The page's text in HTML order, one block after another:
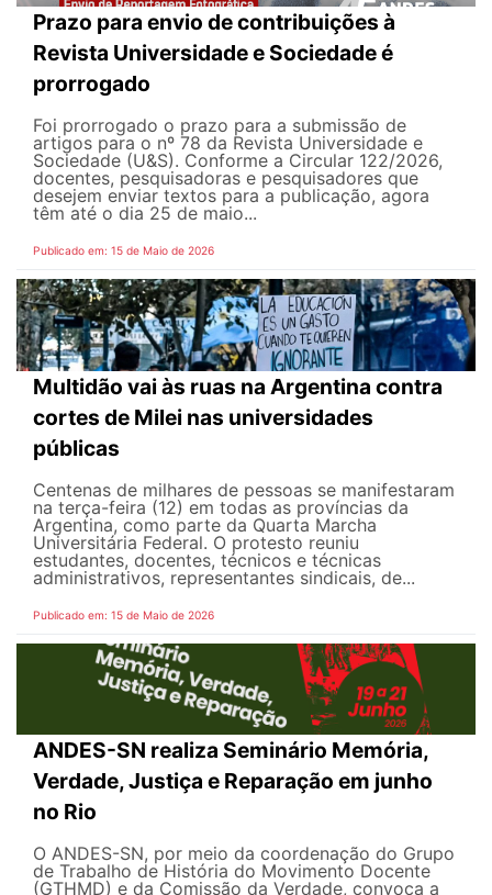
Prazo para envio de contribuições à
Revista Universidade e Sociedade é
prorrogado
Foi prorrogado o prazo para a submissão de
artigos para o nº 78 da Revista Universidade e
Sociedade (U&S). Conforme a Circular 122/2026,
docentes, pesquisadoras e pesquisadores que
desejem enviar textos para a publicação, agora
têm até o dia 25 de maio...
Publicado em: 15 de Maio de 2026
Multidão vai às ruas na Argentina contra
cortes de Milei nas universidades
públicas
Centenas de milhares de pessoas se manifestaram
na terça-feira (12) em todas as províncias da
Argentina, como parte da Quarta Marcha
Universitária Federal. O protesto reuniu
estudantes, docentes, técnicos e técnicas
administrativos, representantes sindicais, de...
Publicado em: 15 de Maio de 2026
ANDES-SN realiza Seminário Memória,
Verdade, Justiça e Reparação em junho
no Rio
O ANDES-SN, por meio da coordenação do Grupo
de Trabalho de História do Movimento Docente
(GTHMD) e da Comissão da Verdade, convoca a